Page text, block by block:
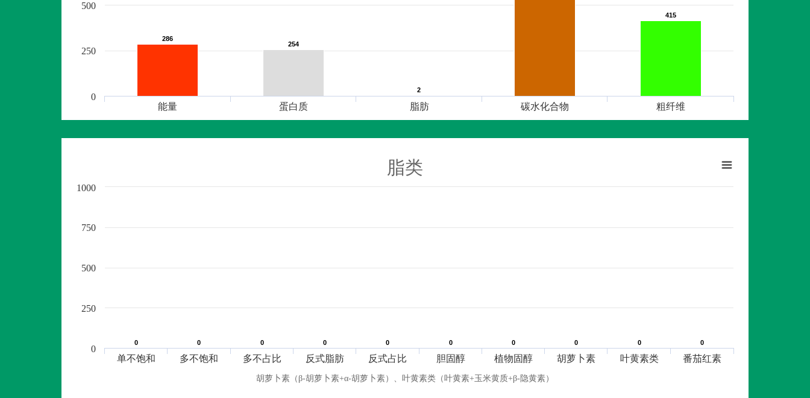
286
286
254
254
2
2
415
415
能量 蛋白质 脂肪 碳水化合物 粗纤维
0
250
500
脂类
胡萝卜素（β-胡萝卜素+α-胡萝卜素）、叶黄素类（叶黄素+玉米黄质+β-隐黄素）
0
0 0
0 0
0 0
0 0
0 0
0 0
0 0
0 0
0 0
0
单不饱和 多不饱和 多不占比 反式脂肪 反式占比 胆固醇 植物固醇 胡萝卜素 叶黄素类 番茄红素
0
250
500
750
1000